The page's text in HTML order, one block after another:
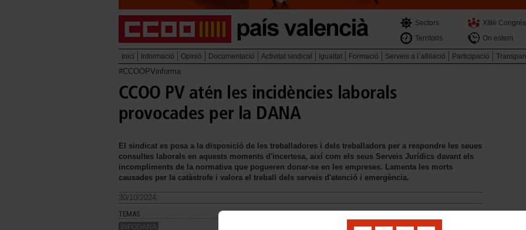
Sectors XIIIé Congrés
Territoris
On estem
Inici Informació Opinió Documentació Activitat sindical Igualtat Formació Serveis a l´afiliació Participació
#CCOOPVinforma
CCOO PV atén les incidències laborals
provocades per la DANA
El sindicat es posa a la disposició de les treballadores i dels treballadors per a respondre les seues
consultes laborals en aquests moments d'incertesa, així com els seus Serveis Jurídics davant els
incompliments de la normativa que pogueren donar-se en les empreses. Lamenta les morts
causades per la catàstrofe i valora el treball dels serveis d'atenció i emergència.
30/10/2024.
TEMAS
INFODANA